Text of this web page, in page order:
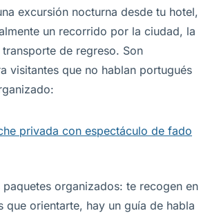
excursión nocturna desde tu hotel,
un recorrido por la ciudad, la
de regreso. Son
visitantes que no hablan portugués
privada con espectáculo de fado
organizados: te recogen en
que orientarte, hay un guía de habla